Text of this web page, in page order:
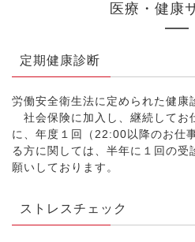
医療・健康
定期健康診断
労働安全衛生法に定められた健康
社会保険に加入し、継続してお
に、年度１回（22:00以降のお仕
る方に関しては、半年に１回の受
願いしております。
ストレスチェック